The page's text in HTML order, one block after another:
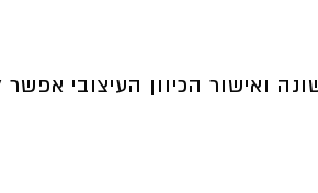
ואישור הכיוון העיצובי